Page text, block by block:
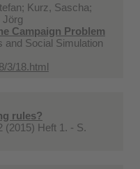
Kurz, Sascha;
Jörg
Campaign Problem
and Social Simulation
3/18.html
rules?
(2015) Heft 1. - S.